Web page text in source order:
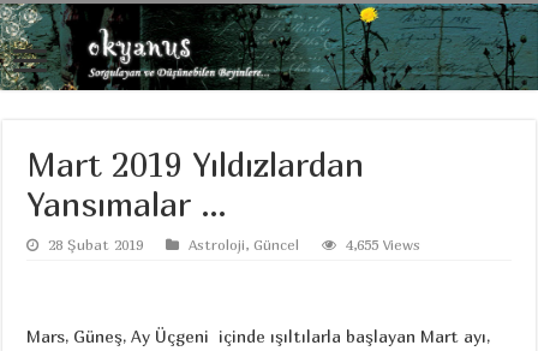
Mart 2019 Yıldızlardan
Yansımalar …
28 Şubat 2019 Astroloji,Güncel 4,655 Views
Mars, Güneş, Ay Üçgeni içinde ışıltılarla başlayan Mart ayı,